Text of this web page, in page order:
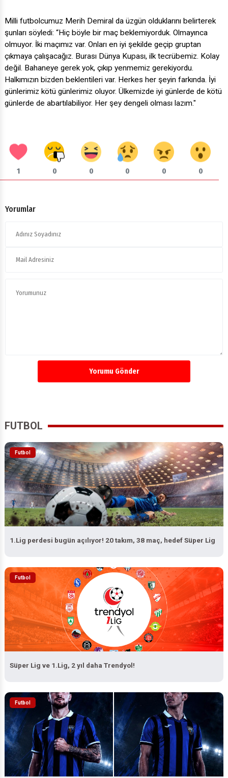
şunları söyledi: “Hiç böyle bir maç beklemiyorduk. Olmayınca
olmuyor. İki maçımız var. Onları en iyi şekilde geçip gruptan
çıkmaya çalışacağız. Burası Dünya Kupası, ilk tecrübemiz. Kolay
değil. Bahaneye gerek yok, çıkıp yenmemiz gerekiyordu.
Halkımızın bizden beklentileri var. Herkes her şeyin farkında. İyi
günlerimiz kötü günlerimiz oluyor. Ülkemizde iyi günlerde de kötü
günlerde de abartılabiliyor. Her şey dengeli olması lazım."
0 0 0 0 0
FUTBOL
Futbol
Futbol
Futbol